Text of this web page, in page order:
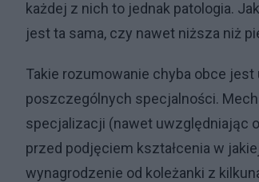
każdej z nich to jednak patologia.
jest ta sama, czy nawet niższa niż
Takie rozumowanie chyba obce
poszczególnych specjalności.
specjalizacji (nawet uwzględniając
przed podjęciem kształcenia w
wynagrodzenie od koleżanki z